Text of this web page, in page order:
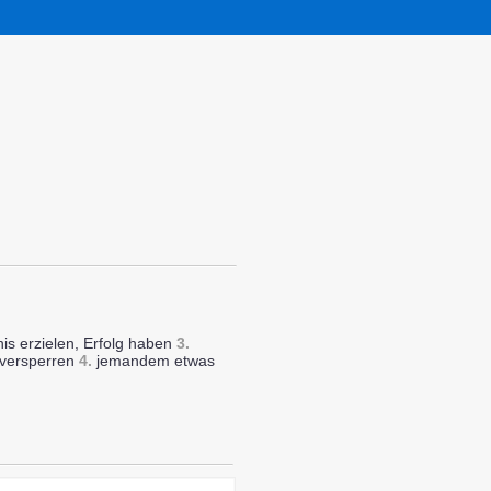
erzielen, Erfolg haben 3.
4. jemandem etwas